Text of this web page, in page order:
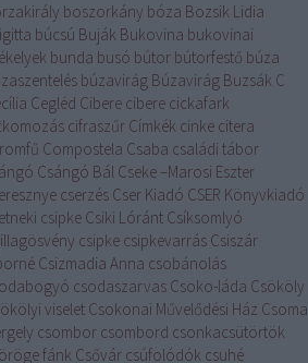
boszorkány bóza Bozsik Lidia
búcsú Buják Bukovina bukovinai
bunda busó bútor bútorfestő búza
búzavirág Búzavirág Buzsák C
Cegléd Cibere cibere cickafark
cifraszűr Címkék cinke citera
Compostela Csaba családi tábor
Csángó Bál Cseke –Marosi Eszter
cserzés Cser Kiadó CSER Könyvkiadó
csipke Csiki Lóránt Csíksomlyó
csipke csipkevarrás Csiszár
Csizmadia Anna csobánolás
csodaszarvas Csoko-láda Csököly
viselet Csokonai Művelődési Ház Csoma
csombor csombord csonkacsütörtök
fánk Csővár csúfolódók csuhé